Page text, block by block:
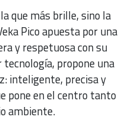
que más brille, sino la
Pico apuesta por una
y respetuosa con su
propone una
inteligente, precisa y
pone en el centro tanto
ambiente.